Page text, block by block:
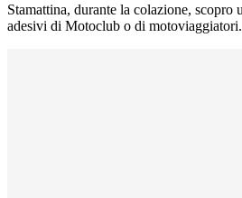
Stamattina, durante la colazione, scopro
adesivi di Motoclub o di motoviaggiatori.